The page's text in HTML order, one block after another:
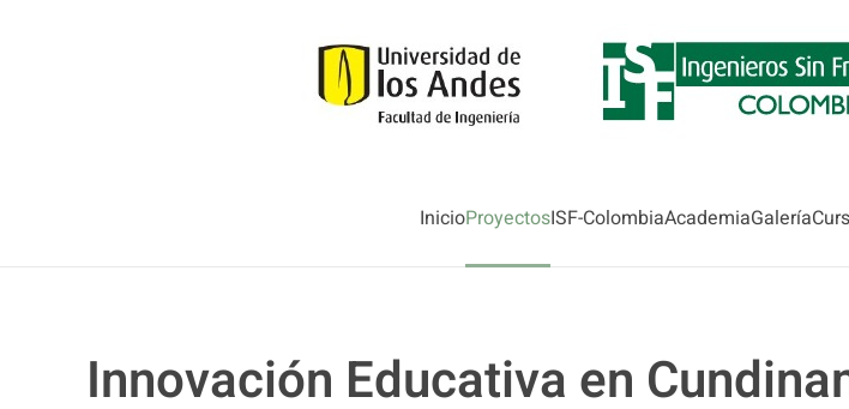
InicioProyectosISF-ColombiaAcademiaGalería
Innovación Educativa en